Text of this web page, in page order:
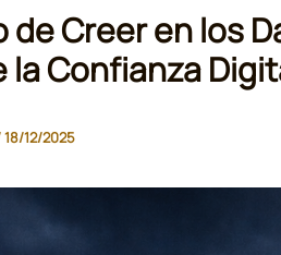
de Creer en los
la Confianza
18/12/2025